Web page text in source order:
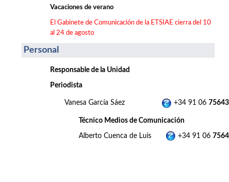
Vacaciones de verano
El Gabinete de Comunicación de la ETSIAE cierra del 10
al 24 de agosto
Personal
Responsable de la Unidad
Periodista
Vanesa García Sáez +34 91 06 75643
Técnico Medios de Comunicación
Alberto Cuenca de Luis +34 91 06